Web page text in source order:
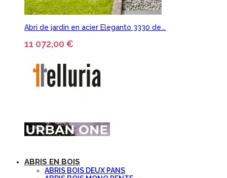
Abri de jardin en acier Eleganto 3330 de...
11 072,00 €
ABRIS EN BOIS
ABRIS BOIS DEUX PANS